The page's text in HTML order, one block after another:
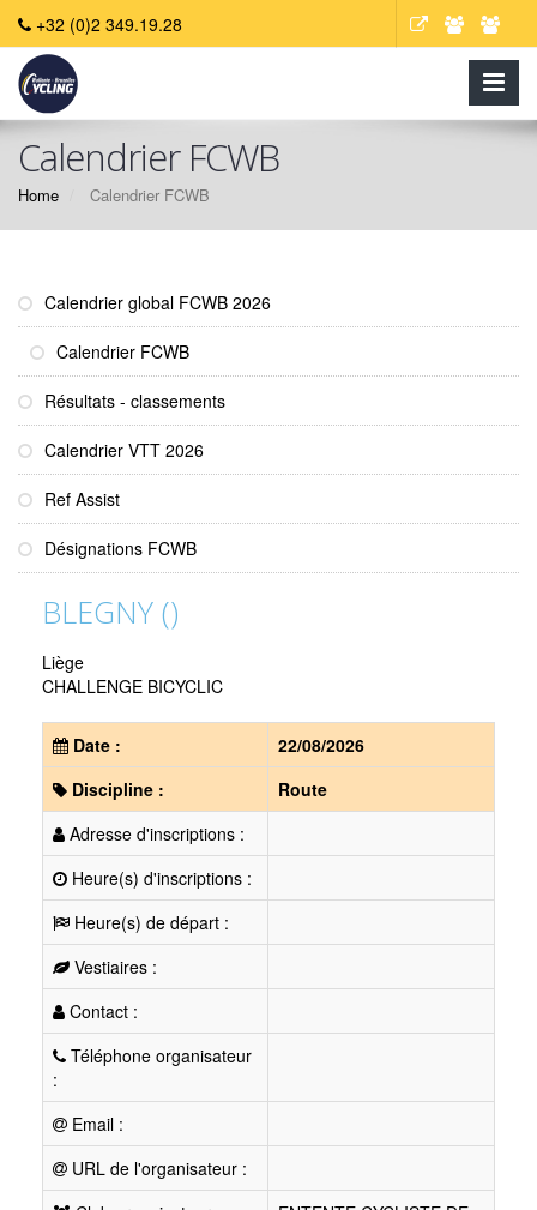
+32 (0)2 349.19.28
Calendrier FCWB
Home Calendrier FCWB
Calendrier global FCWB 2026
Calendrier FCWB
Résultats - classements
Calendrier VTT 2026
Ref Assist
Désignations FCWB
BLEGNY ()
Liège
CHALLENGE BICYCLIC
Date :
22/08/2026
Discipline :
Route
Adresse d'inscriptions :
Heure(s) d'inscriptions :
Heure(s) de départ :
Vestiaires :
Contact :
Téléphone organisateur
:
Email :
URL de l'organisateur :